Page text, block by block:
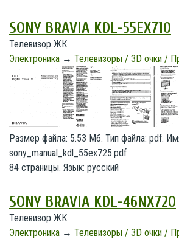
SONY BRAVIA KDL-55EX710
Телевизор ЖК
Электроника → Телевизоры / 3D очки /
Размер файла: 5.53 Мб. Тип файла: pdf.
sony_manual_kdl_55ex725.pdf
84 страницы. Язык: русский
SONY BRAVIA KDL-46NX720
Телевизор ЖК
Электроника → Телевизоры / 3D очки /